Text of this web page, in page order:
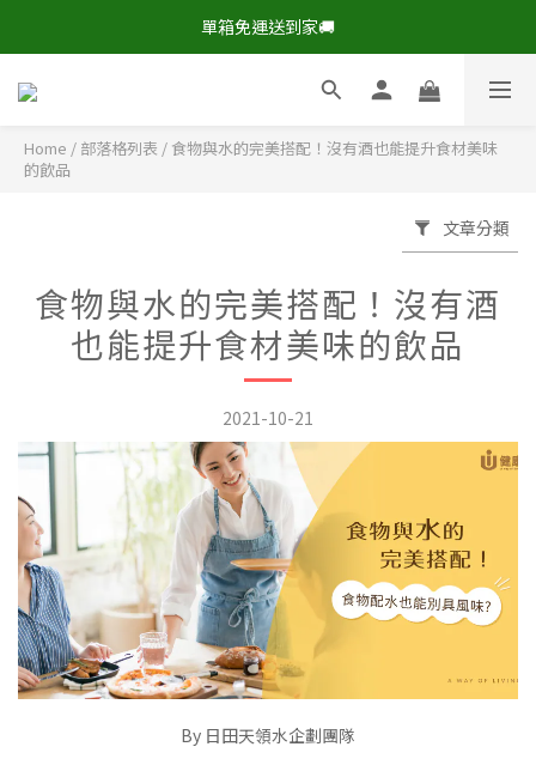
現在下單，即享8折🔥優惠特價>
單箱免運送到家🚚
現在下單，即享8折🔥優惠特價>
Home / 部落格列表 / 食物與水的完美搭配！沒有酒也能提升食材美味
的飲品
文章分類
食物與水的完美搭配！沒有酒
也能提升食材美味的飲品
2021-10-21
By 日田天領水企劃團隊